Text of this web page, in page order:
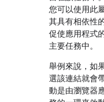
您可以使用此
其具有相依性
促使應用程式
主要任務中。
舉例來說，如
選該連結就會
動是由瀏覽器